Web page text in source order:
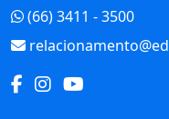
(66) 3411 - 3500